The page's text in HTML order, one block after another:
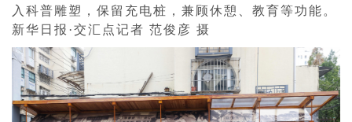
入科普雕塑，保留充电桩，兼顾休憩、教育等功能。
新华日报·交汇点记者 范俊彦 摄